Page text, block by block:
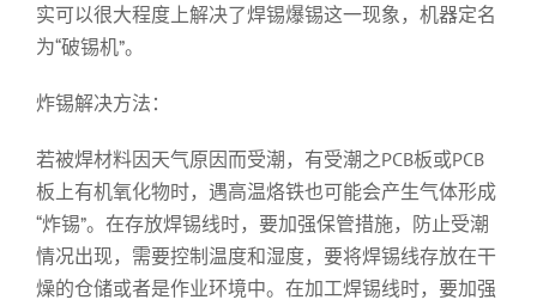
实可以很大程度上解决了焊锡爆锡这一现象，机器定名
为“破锡机”。
炸锡解决方法：
若被焊材料因天气原因而受潮，有受潮之PCB板或PCB
板上有机氧化物时，遇高温烙铁也可能会产生气体形成
“炸锡”。在存放焊锡线时，要加强保管措施，防止受潮
情况出现，需要控制温度和湿度，要将焊锡线存放在干
燥的仓储或者是作业环境中。在加工焊锡线时，要加强